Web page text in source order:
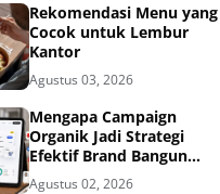
Rekomendasi Menu yang
Cocok untuk Lembur
Kantor
Agustus 03, 2026
Mengapa Campaign
Organik Jadi Strategi
Efektif Brand Bangun
Awareness di Media Sosial
Agustus 02, 2026